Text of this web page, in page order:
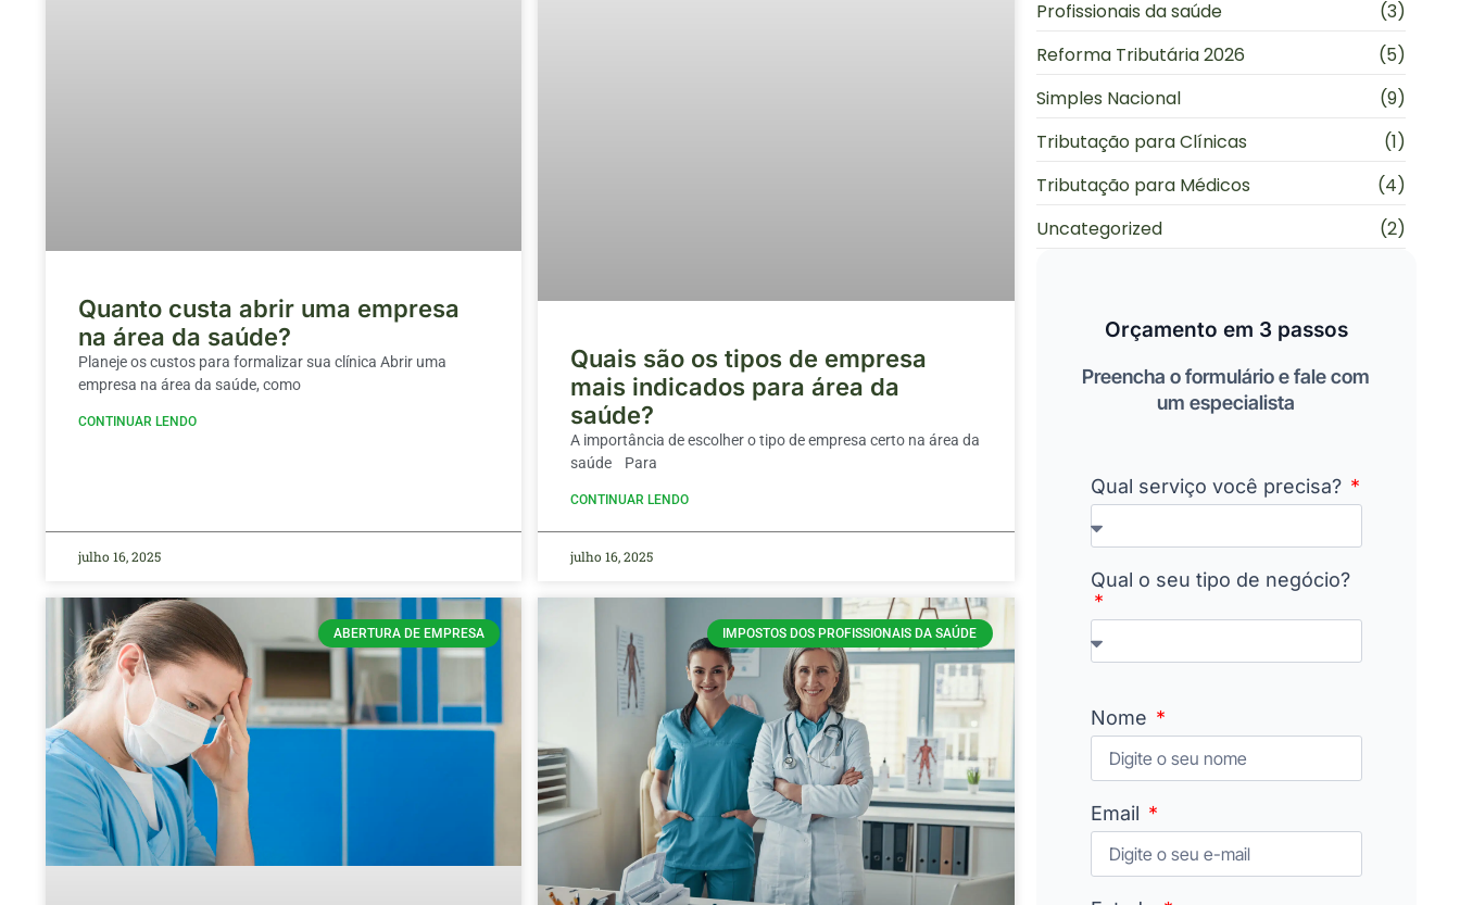
Quanto custa abrir uma empresa
na área da saúde?
Planeje os custos para formalizar sua clínica Abrir uma
empresa na área da saúde, como
CONTINUAR LENDO
julho 16, 2025
Quais são os tipos de empresa
mais indicados para área da
saúde?
A importância de escolher o tipo de empresa certo na área da
saúde Para
CONTINUAR LENDO
julho 16, 2025
ABERTURA DE EMPRESA IMPOSTOS DOS PROFISSIONAIS DA SAÚDE
Profissionais da saúde
(3)
Reforma Tributária 2026
(5)
Simples Nacional
(9)
Tributação para Clínicas
(1)
Tributação para Médicos
(4)
Uncategorized
(2)
Orçamento em 3 passos
Preencha o formulário e fale com
um especialista
Qual serviço você precisa?
Qual o seu tipo de negócio?
Nome
Email